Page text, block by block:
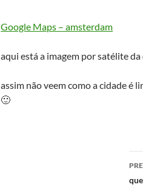
Google Maps – amsterdam
aqui está a imagem por satélite
assim não veem como a cidade é
🙂